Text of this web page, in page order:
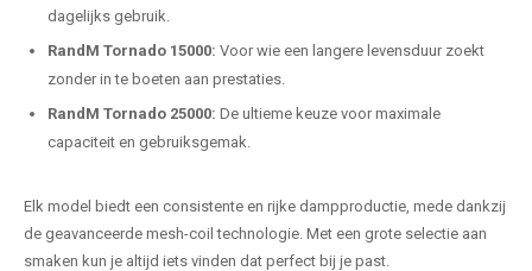
dagelijks gebruik.
RandM Tornado 15000: Voor wie een langere levensduur zoekt
zonder in te boeten aan prestaties.
RandM Tornado 25000: De ultieme keuze voor maximale
capaciteit en gebruiksgemak.
Elk model biedt een consistente en rijke dampproductie, mede dankzij
de geavanceerde mesh-coil technologie. Met een grote selectie aan
smaken kun je altijd iets vinden dat perfect bij je past.